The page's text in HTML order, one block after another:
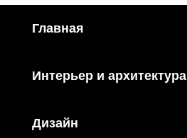
Главная
Интерьер и архитектура
Дизайн